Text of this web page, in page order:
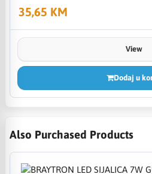
35,65 KM
View
Dodaj u
Also Purchased Products